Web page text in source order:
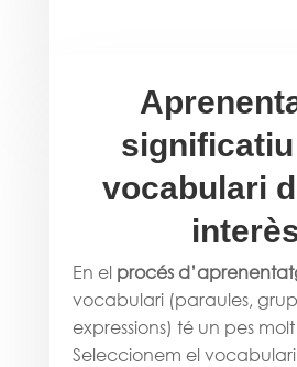
vocabulari
En el procés
vocabulari (paraules,
expressions) té un pes
Seleccionem el